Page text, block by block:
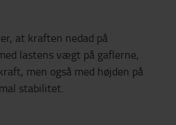
at kraften nedad på
lastens vægt på gaflerne,
men også med højden på
stabilitet.